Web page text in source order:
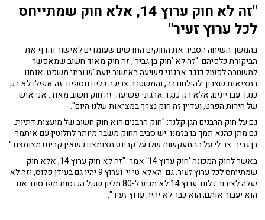
"
זה לא חוק ערוץ 14, אלא חוק שמתייחס
לכל ערוץ זעיר"
בהמשך השיחה הסביר את החוקים החדשים שעומדים לאישור והדף את
הביקורת כלפיהם: "זה לא 'חוק בן גביר', זה חוק מאוד חשוב שמאפשר
למשטרה לפעול כנגד ארגוני פשיעה באישור יועמ"ש ובתי משפט. אנחנו
במציאות שצריך להילחם בה, והמשטרה צריכה כלים נוספים. זה אפילו לא רק
כנגד עבריינים, אלא רק כנגד ארגוני פשיעה. זה חוק חשוב מאוד. אני איש
של חירות הפרט, ועדיין זה חוק נצרך במציאות שלנו היום".
גם על חוק הרבנים הגן קלנר: "חוק הרבנים הוא חוק חשוב של מועצות דתיות.
גם מתן כהנא תמך בו בזמנו. יש סביב החוק משבר מיותר לחלוטין עם איתמר
בן גביר. צר לי על ההתעקשות שלו על קבינט מצומצם כשאין קבינט מצומצם."
באשר לחוק המכונה 'חוק ערוץ 14' אמר: "זה לא חוק ערוץ 14, אלא חוק
שמתייחס לכל ערוץ זעיר. גם 'האלא טי וי' וערוץ 9 יהיו גם בעידן פלוס, וזה לא
יעלה לציבור כלום. ערוץ 14 לא מגיע ל-80 מליון שקל הכנסות מפרסום. אם
הוא יעבור אותם, הוא כבר לא יהיה ערוץ זעיר".